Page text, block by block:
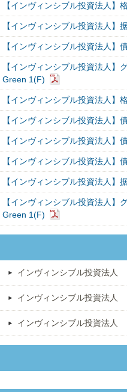
【インヴィンシブル投資法人
【インヴィンシブル投資法人
【インヴィンシブル投資法人】
【インヴィンシブル投資法人
Green 1(F)
【インヴィンシブル投資法人
【インヴィンシブル投資法人】
【インヴィンシブル投資法人】
【インヴィンシブル投資法人】
【インヴィンシブル投資法人
【インヴィンシブル投資法人】
Green 1(F)
インヴィンシブル投資法人
インヴィンシブル投資法人
インヴィンシブル投資法人